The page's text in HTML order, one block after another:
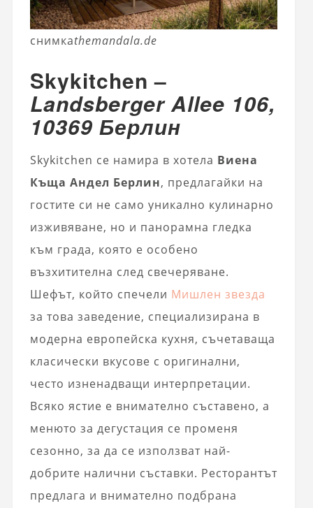
снимкаthemandala.de
Skykitchen –
Landsberger Allee 106,
10369 Берлин
Skykitchen се намира в хотела Виена
Къща Андел Берлин, предлагайки на
гостите си не само уникално кулинарно
изживяване, но и панорамна гледка
към града, която е особено
възхитителна след свечеряване.
Шефът, който спечели Мишлен звезда
за това заведение, специализирана в
модерна европейска кухня, съчетаваща
класически вкусове с оригинални,
често изненадващи интерпретации.
Всяко ястие е внимателно съставено, а
менюто за дегустация се променя
сезонно, за да се използват най-
добрите налични съставки. Ресторантът
предлага и внимателно подбрана